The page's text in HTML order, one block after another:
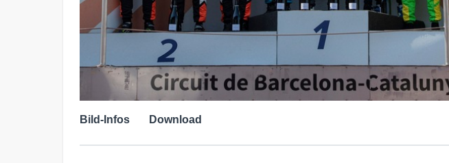
Bild-Infos Download